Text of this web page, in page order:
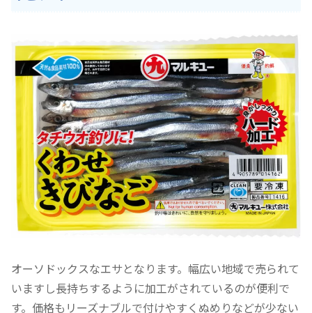
オーソドックスなエサとなります。幅広い地域で売られて
いますし長持ちするように加工がされているのが便利で
す。価格もリーズナブルで付けやすくぬめりなどが少ない